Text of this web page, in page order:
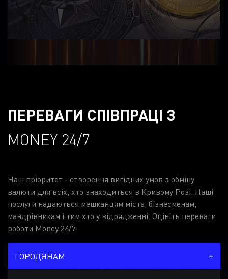
ПЕРЕВАГИ СПІВПРАЦІ З
MONEY 24/7
Наш пріоритет - створення вигідних умов з обміну
валюти для всіх, хто знаходиться в Кривому Розі. Наші
послуги надаються мешканцям міста, бізнесменам,
мандрівникам і тим хто у відрядженні. Оцініть переваги
роботи Money 24/7!
ГОРОДЯНАМ